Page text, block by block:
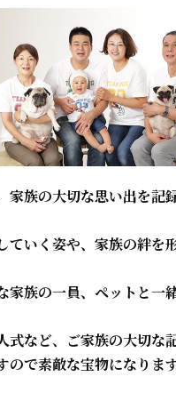
家族の大切な思い出を記
ていく姿や、家族の絆を
家族の一員、ペットと一
式など、ご家族の大切な
ので素敵な宝物になります